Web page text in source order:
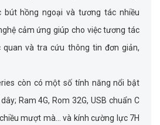
bút hồng ngoại và tương tác nhiều
cảm ứng giúp cho việc tương tác
và tra cứu thông tin đơn giản,
còn có một số tính năng nổi bật
Ram 4G, Rom 32G, USB chuẩn C
mượt mà… và kính cường lực 7H